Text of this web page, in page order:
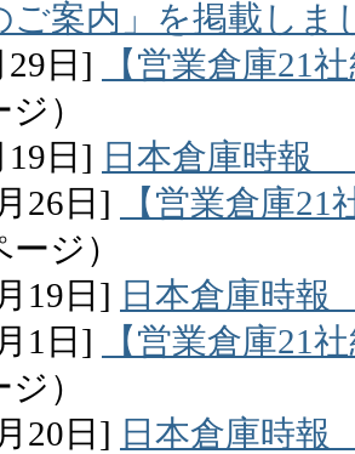
ご案内」を掲載しま
29 日]
【営業倉庫21
）
19 日] 日本倉庫時報
月 26 日]
【営業倉庫
ージ）
月 19 日] 日本倉庫時
月 1 日]
【営業倉庫21
）
月 20 日] 日本倉庫時